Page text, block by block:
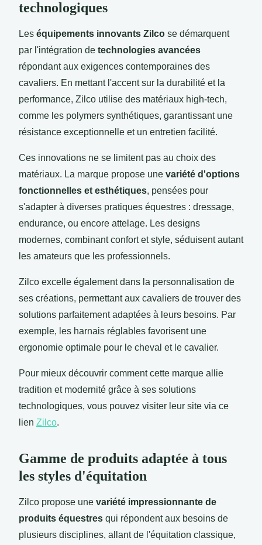
technologiques
Les équipements innovants Zilco se démarquent
par l'intégration de technologies avancées
répondant aux exigences contemporaines des
cavaliers. En mettant l'accent sur la durabilité et la
performance, Zilco utilise des matériaux high-tech,
comme les polymers synthétiques, garantissant une
résistance exceptionnelle et un entretien facilité.
Ces innovations ne se limitent pas au choix des
matériaux. La marque propose une variété d'options
fonctionnelles et esthétiques, pensées pour
s'adapter à diverses pratiques équestres : dressage,
endurance, ou encore attelage. Les designs
modernes, combinant confort et style, séduisent autant
les amateurs que les professionnels.
Zilco excelle également dans la personnalisation de
ses créations, permettant aux cavaliers de trouver des
solutions parfaitement adaptées à leurs besoins. Par
exemple, les harnais réglables favorisent une
ergonomie optimale pour le cheval et le cavalier.
Pour mieux découvrir comment cette marque allie
tradition et modernité grâce à ses solutions
technologiques, vous pouvez visiter leur site via ce
lien Zilco.
Gamme de produits adaptée à tous
les styles d'équitation
Zilco propose une variété impressionnante de
produits équestres qui répondent aux besoins de
plusieurs disciplines, allant de l'équitation classique,